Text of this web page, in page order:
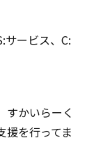
ービス、C:
すかいらーく
援を行ってま